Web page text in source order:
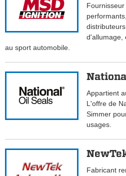
d'allumage,
au sport automobile.
Appartient
L'offre de
Simmer
usages.
Fabricant